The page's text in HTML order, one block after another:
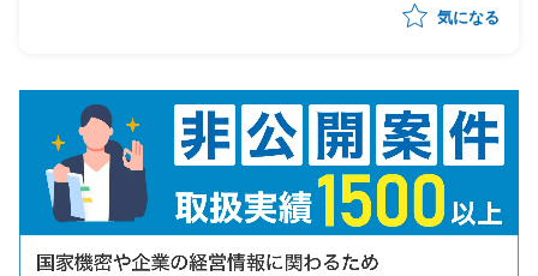
気になる